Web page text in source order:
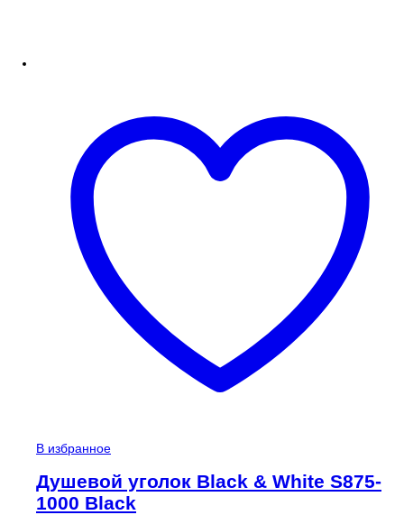
В избранное
Душевой уголок Black & White S875-
1000 Black